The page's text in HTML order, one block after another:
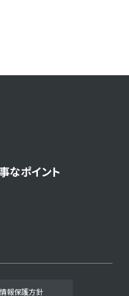
なポイント
報保護方針